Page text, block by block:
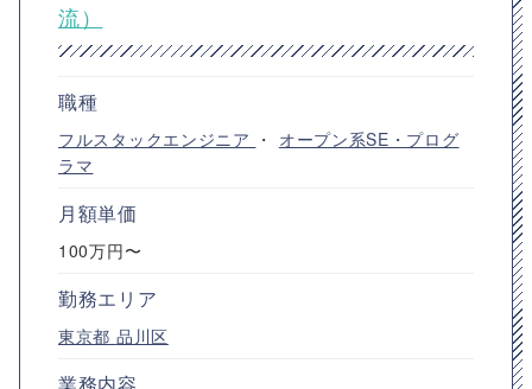
流）
職種
フルスタックエンジニア ・ オープン系SE・プログ
ラマ
月額単価
100万円〜
勤務エリア
東京都 品川区